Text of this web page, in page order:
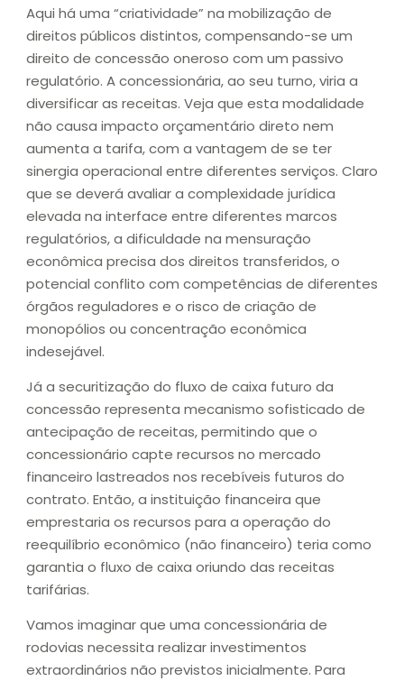
Aqui há uma “criatividade” na mobilização de
direitos públicos distintos, compensando-se um
direito de concessão oneroso com um passivo
regulatório. A concessionária, ao seu turno, viria a
diversificar as receitas. Veja que esta modalidade
não causa impacto orçamentário direto nem
aumenta a tarifa, com a vantagem de se ter
sinergia operacional entre diferentes serviços. Claro
que se deverá avaliar a complexidade jurídica
elevada na interface entre diferentes marcos
regulatórios, a dificuldade na mensuração
econômica precisa dos direitos transferidos, o
potencial conflito com competências de diferentes
órgãos reguladores e o risco de criação de
monopólios ou concentração econômica
indesejável.
Já a securitização do fluxo de caixa futuro da
concessão representa mecanismo sofisticado de
antecipação de receitas, permitindo que o
concessionário capte recursos no mercado
financeiro lastreados nos recebíveis futuros do
contrato. Então, a instituição financeira que
emprestaria os recursos para a operação do
reequilíbrio econômico (não financeiro) teria como
garantia o fluxo de caixa oriundo das receitas
tarifárias.
Vamos imaginar que uma concessionária de
rodovias necessita realizar investimentos
extraordinários não previstos inicialmente. Para